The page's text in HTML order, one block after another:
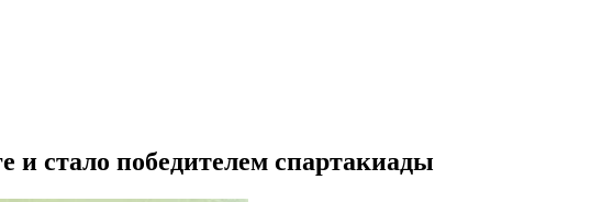
и стало победителем спартакиады